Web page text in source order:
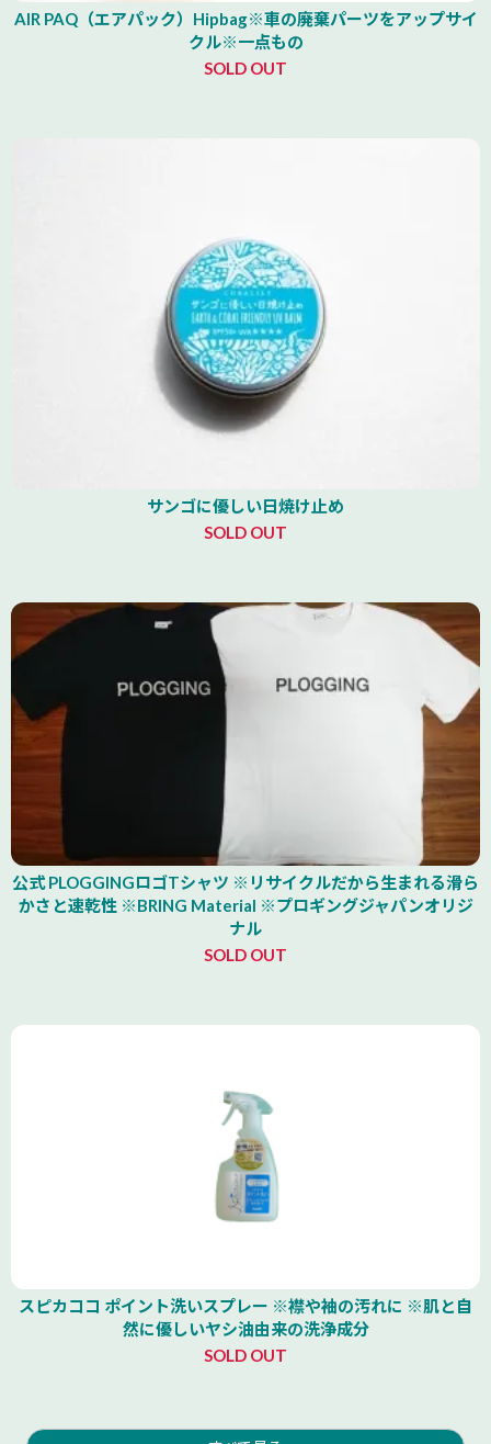
AIR PAQ（エアパック）Hipbag※車の廃棄パーツをアップサイ
クル※一点もの
SOLD OUT
サンゴに優しい日焼け止め
SOLD OUT
公式 PLOGGINGロゴTシャツ ※リサイクルだから生まれる滑ら
かさと速乾性 ※BRING Material ※プロギングジャパンオリジ
ナル
SOLD OUT
スピカココ ポイント洗いスプレー ※襟や袖の汚れに ※肌と自
然に優しいヤシ油由来の洗浄成分
SOLD OUT